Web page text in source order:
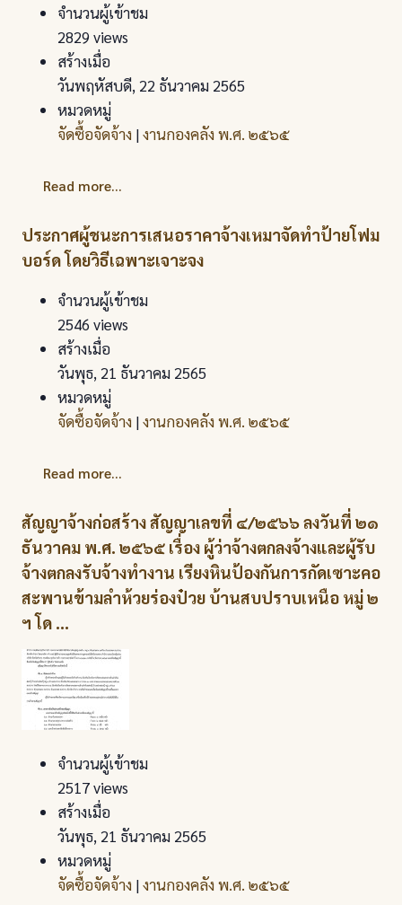
จำนวนผู้เข้าชม
2829 views
สร้างเมื่อ
วันพฤหัสบดี, 22 ธันวาคม 2565
หมวดหมู่
จัดซื้อจัดจ้าง |งานกองคลัง พ.ศ. ๒๕๖๕
Read more...
ประกาศผู้ชนะการเสนอราคาจ้างเหมาจัดทำป้ายโฟม
บอร์ด โดยวิธีเฉพาะเจาะจง
จำนวนผู้เข้าชม
2546 views
สร้างเมื่อ
วันพุธ, 21 ธันวาคม 2565
หมวดหมู่
จัดซื้อจัดจ้าง |งานกองคลัง พ.ศ. ๒๕๖๕
Read more...
สัญญาจ้างก่อสร้าง สัญญาเลขที่ ๔/๒๕๖๖ ลงวันที่ ๒๑
ธันวาคม พ.ศ. ๒๕๖๕ เรื่อง ผู้ว่าจ้างตกลงจ้างและผู้รับ
จ้างตกลงรับจ้างทำงาน เรียงหินป้องกันการกัดเซาะคอ
สะพานข้ามลำห้วยร่องป๋วย บ้านสบปราบเหนือ หมู่ ๒
ฯ โด ...
จำนวนผู้เข้าชม
2517 views
สร้างเมื่อ
วันพุธ, 21 ธันวาคม 2565
หมวดหมู่
จัดซื้อจัดจ้าง |งานกองคลัง พ.ศ. ๒๕๖๕